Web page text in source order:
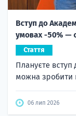
Вступ до
умовах -50% —
Стаття
Плануєте вступ
можна зробити
06 лип 2026